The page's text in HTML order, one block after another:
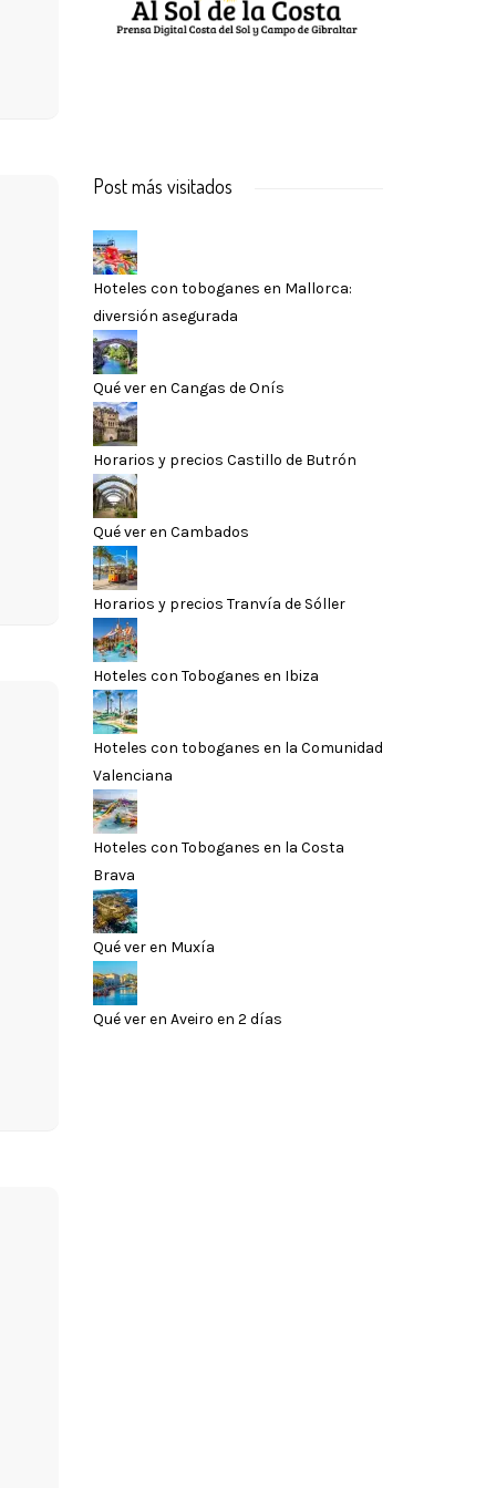
Post más visitados
Hoteles con toboganes en Mallorca:
diversión asegurada
Qué ver en Cangas de Onís
Horarios y precios Castillo de Butrón
Qué ver en Cambados
Horarios y precios Tranvía de Sóller
Hoteles con Toboganes en Ibiza
Hoteles con toboganes en la Comunidad
Valenciana
Hoteles con Toboganes en la Costa
Brava
Qué ver en Muxía
Qué ver en Aveiro en 2 días